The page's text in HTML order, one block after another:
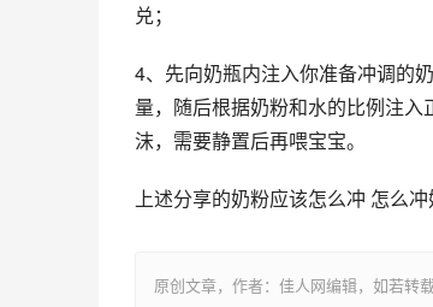
兑；
4、先向奶瓶内注入你准备冲调的
量，随后根据奶粉和水的比例注
沫，需要静置后再喂宝宝。
上述分享的奶粉应该怎么冲 怎么
原创文章，作者：佳人网编辑，如若转